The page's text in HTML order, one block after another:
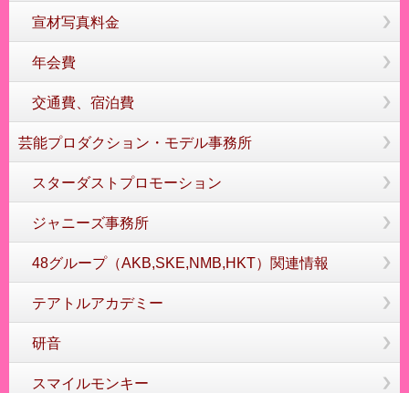
宣材写真料金
年会費
交通費、宿泊費
芸能プロダクション・モデル事務所
スターダストプロモーション
ジャニーズ事務所
48グループ（AKB,SKE,NMB,HKT）関連情報
テアトルアカデミー
研音
スマイルモンキー